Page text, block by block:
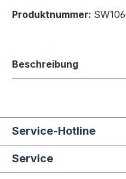
Produktnummer:
Beschreibung
Service-Hotline
Service